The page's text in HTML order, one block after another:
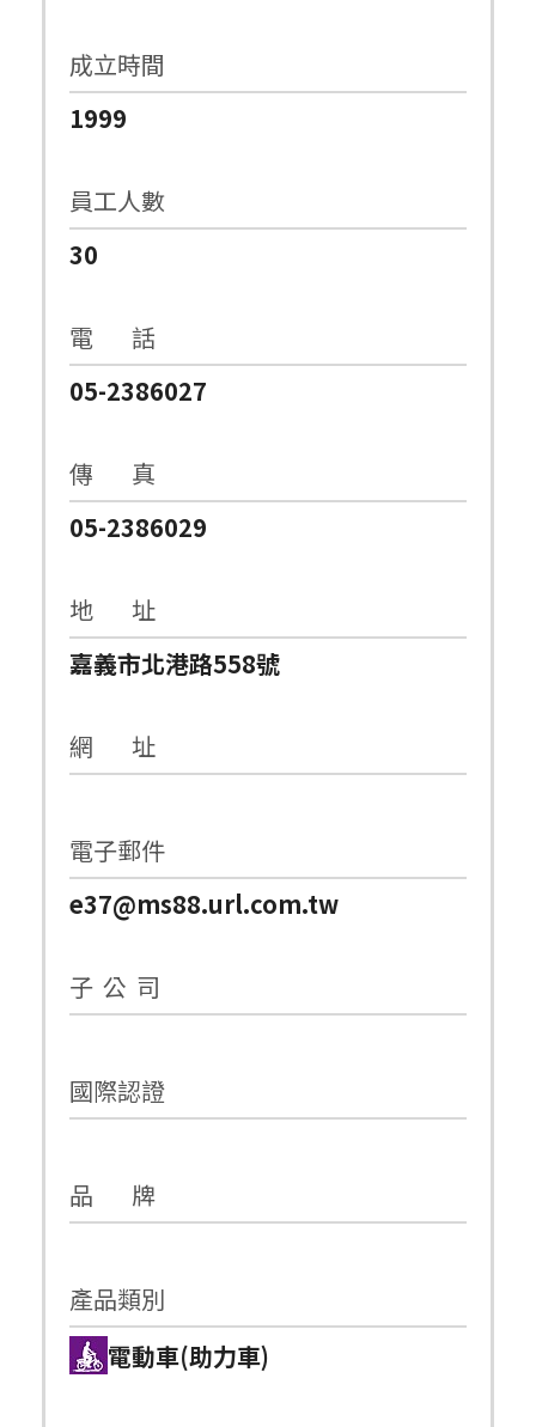
成立時間
1999
員工人數
30
電 話
05-2386027
傳 真
05-2386029
地 址
嘉義市北港路558號
網 址
電子郵件
e37@ms88.url.com.tw
子 公 司
國際認證
品 牌
產品類別
電動車(助力車)